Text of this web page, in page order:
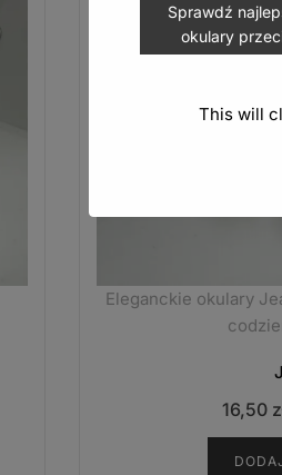
Eleganckie okulary
16,50
Sprawdź
okulary
This will